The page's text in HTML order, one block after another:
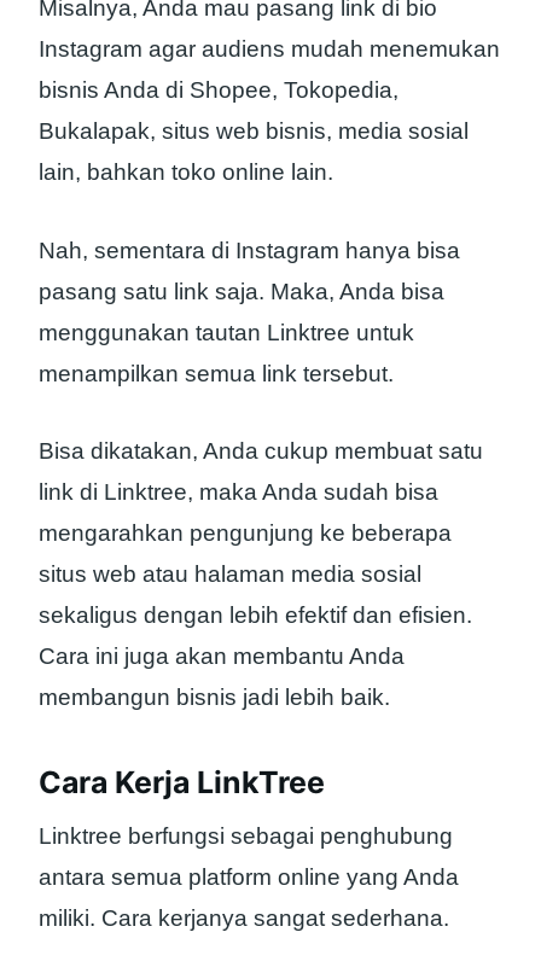
Misalnya, Anda mau pasang link di bio
Instagram agar audiens mudah menemukan
bisnis Anda di Shopee, Tokopedia,
Bukalapak, situs web bisnis, media sosial
lain, bahkan toko online lain.
Nah, sementara di Instagram hanya bisa
pasang satu link saja. Maka, Anda bisa
menggunakan tautan Linktree untuk
menampilkan semua link tersebut.
Bisa dikatakan, Anda cukup membuat satu
link di Linktree, maka Anda sudah bisa
mengarahkan pengunjung ke beberapa
situs web atau halaman media sosial
sekaligus dengan lebih efektif dan efisien.
Cara ini juga akan membantu Anda
membangun bisnis jadi lebih baik.
Cara Kerja LinkTree
Linktree berfungsi sebagai penghubung
antara semua platform online yang Anda
miliki. Cara kerjanya sangat sederhana.